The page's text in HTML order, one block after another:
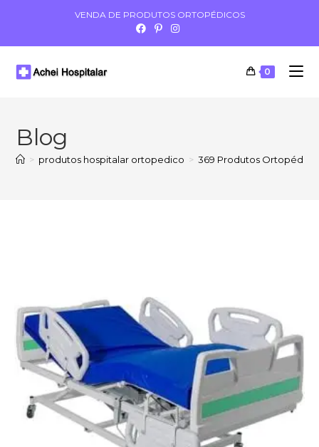
VENDA DE PRODUTOS ORTOPÉDICOS
0
Blog
> produtos hospitalar ortopedico > 369 Produtos Ortopédico